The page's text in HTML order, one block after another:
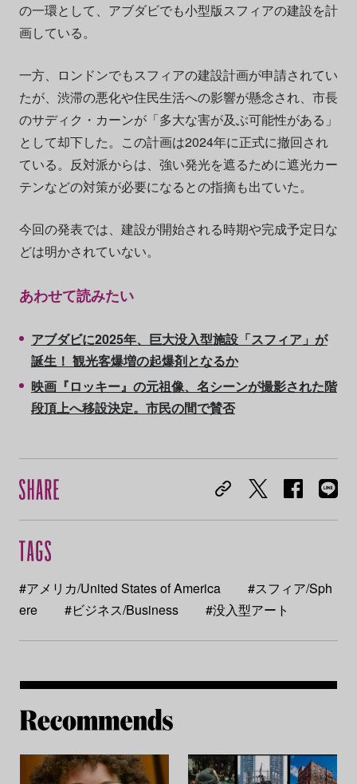
の一環として、アブダビでも小型版スフィアの建設を計
画している。
一方、ロンドンでもスフィアの建設計画が申請されてい
たが、渋滞の悪化や住民生活への影響が懸念され、市長
のサディク・カーンが「多大な害が及ぶ可能性がある」
として却下した。この計画は2024年に正式に撤回され
ている。反対派からは、強い発光を遮るために遮光カー
テンなどの対策が必要になるとの指摘も出ていた。
今回の発表では、建設が開始される時期や完成予定日な
どは明かされていない。
あわせて読みたい
アブダビに2025年、巨大没入型施設「スフィア」が
誕生！ 観光客爆増の起爆剤となるか
映画『ロッキー』の元祖像、名シーンが撮影された階
段頂上へ移設決定。市民の間で賛否
#アメリカ/United States of America
#スフィア/Sph
ere
#ビジネス/Business #没入型アート